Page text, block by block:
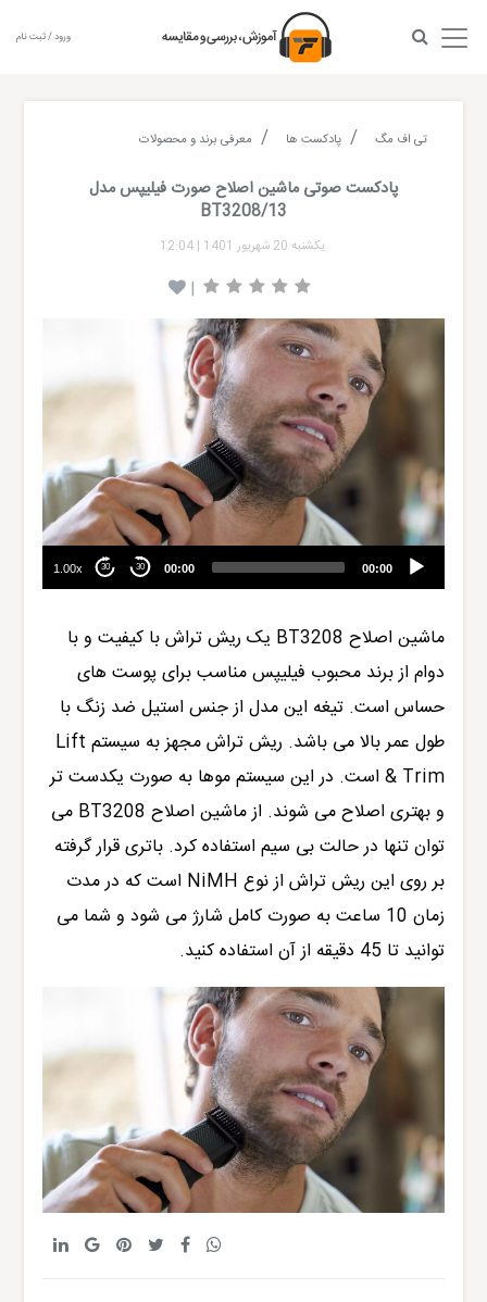
ورود / ثبت نام
تی اف مگ پادکست ها معرفی برند و محصولات
پادکست صوتی ماشین اصلاح صورت فیلیپس مدل
BT3208/13
یکشنبه 20 شهریور 1401 |
12:04
|
00:00
00:00
30
30
1.00x
ماشین اصلاح BT3208 یک ریش تراش با کیفیت و با
دوام از برند محبوب فیلیپسمناسب برای پوست های
حساس است. تیغه این مدل از جنس استیل ضد زنگ با
طول عمر بالا می باشد. ریش تراش مجهز به سیستم Lift
& Trim است. در این سیستم موها به صورت یکدست تر
و بهتری اصلاح می شوند. از ماشین اصلاح BT3208 می
توان تنها در حالت بی سیم استفاده کرد. باتری قرار گرفته
بر روی این ریش تراش از نوع NiMH است که در مدت
زمان 10 ساعت به صورت کامل شارژ می شود و شما می
توانید تا 45 دقیقه از آن استفاده کنید.